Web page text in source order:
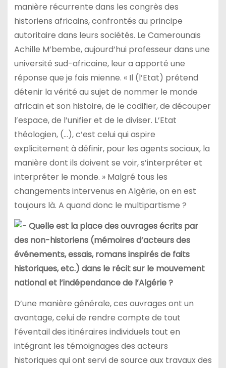
manière récurrente dans les congrès des
historiens africains, confrontés au principe
autoritaire dans leurs sociétés. Le Camerounais
Achille M’bembe, aujourd’hui professeur dans une
université sud-africaine, leur a apporté une
réponse que je fais mienne. « Il (l’Etat) prétend
détenir la vérité au sujet de nommer le monde
africain et son histoire, de le codifier, de découper
l’espace, de l’unifier et de le diviser. L’Etat
théologien, (…), c’est celui qui aspire
explicitement à définir, pour les agents sociaux, la
manière dont ils doivent se voir, s’interpréter et
interpréter le monde. » Malgré tous les
changements intervenus en Algérie, on en est
toujours là. A quand donc le multipartisme ?
Quelle est la place des ouvrages écrits par
des non-historiens (mémoires d’acteurs des
événements, essais, romans inspirés de faits
historiques, etc.) dans le récit sur le mouvement
national et l’indépendance de l’Algérie ?
D’une manière générale, ces ouvrages ont un
avantage, celui de rendre compte de tout
l’éventail des itinéraires individuels tout en
intégrant les témoignages des acteurs
historiques qui ont servi de source aux travaux des